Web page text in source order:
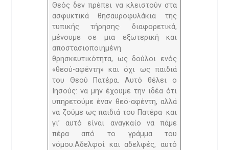
Θεός δεν πρέπει να κλειστούν στα
ασφυκτικά θησαυροφυλάκια της
τυπικής τήρησης· διαφορετικά,
μένουμε σε μια εξωτερική και
αποστασιοποιημένη
θρησκευτικότητα, ως δούλοι ενός
«θεού-αφέντη» και όχι ως παιδιά
του Θεού Πατέρα. Αυτό θέλει ο
Ιησούς: να μην έχουμε την ιδέα ότι
υπηρετούμε έναν θεό-αφέντη, αλλά
να ζούμε ως παιδιά του Πατέρα· και
γι’ αυτό είναι αναγκαίο να πάμε
πέρα από το γράμμα του
νόμου.Αδελφοί και αδελφές, αυτό